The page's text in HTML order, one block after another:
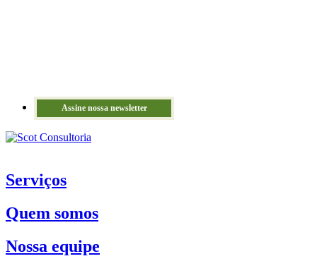
Assine nossa newsletter
Serviços
Quem somos
Nossa equipe